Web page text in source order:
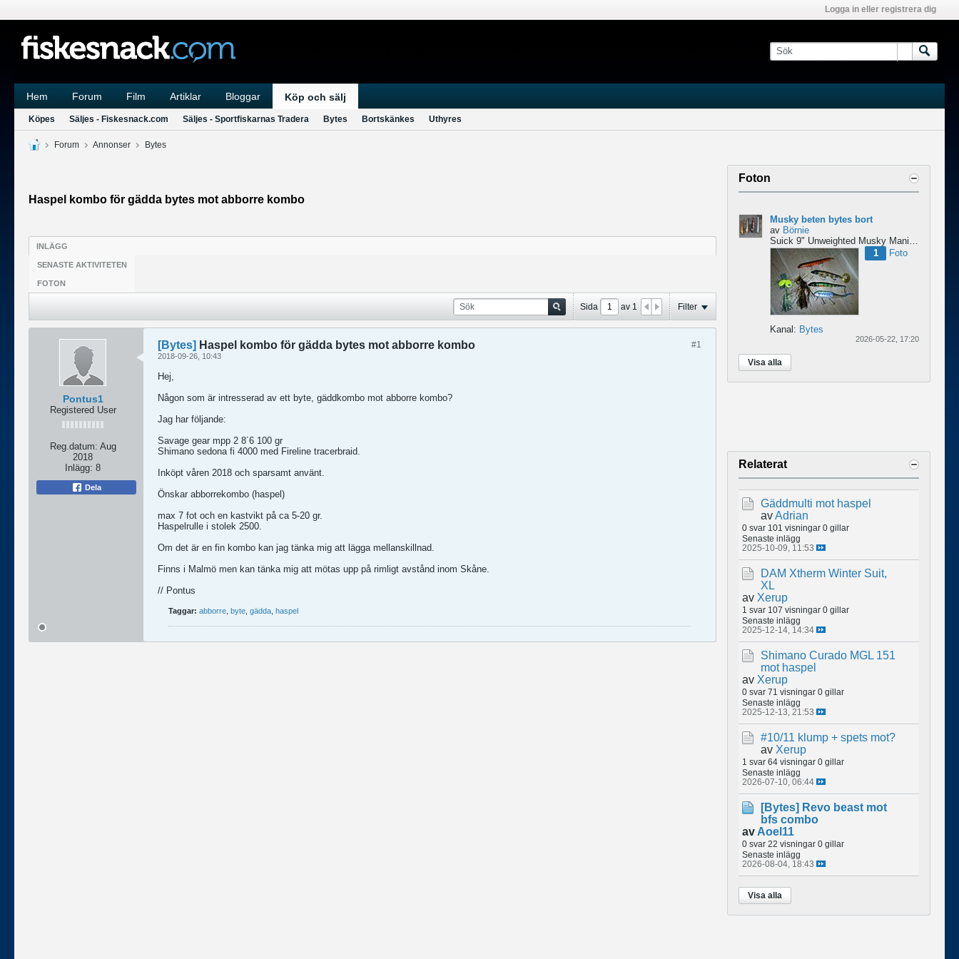
Logga in eller registrera dig
Hem Forum Film Artiklar Bloggar Köp och sälj
Köpes Säljes - Fiskesnack.com Säljes - Sportfiskarnas Tradera Bytes Bortskänkes Uthyres
Forum Annonser Bytes
Haspel kombo för gädda bytes mot abborre kombo
INLÄGG
SENASTE AKTIVITETEN
FOTON
Sida av 1 Filter
Pontus1
Registered User
Reg.datum: Aug
2018
Inlägg: 8
Dela
#1
[Bytes] Haspel kombo för gädda bytes mot abborre kombo
2018-09-26, 10:43
Hej,
Någon som är intresserad av ett byte, gäddkombo mot abborre kombo?
Jag har följande:
Savage gear mpp 2 8´6 100 gr
Shimano sedona fi 4000 med Fireline tracerbraid.
Inköpt våren 2018 och sparsamt använt.
Önskar abborrekombo (haspel)
max 7 fot och en kastvikt på ca 5-20 gr.
Haspelrulle i stolek 2500.
Om det är en fin kombo kan jag tänka mig att lägga mellanskillnad.
Finns i Malmö men kan tänka mig att mötas upp på rimligt avstånd inom Skåne.
// Pontus
Taggar: abborre byte gädda haspel
Foton
Musky beten bytes bort
av Börnie
Suick 9" Unweighted Musky Mania Squirrly Burt
1
Foto
Kanal: Bytes
2026-05-22, 17:20
Visa alla
Relaterat
Gäddmulti mot haspel
avAdrian
0 svar 101 visningar 0 gillar
Senaste inlägg
2025-10-09, 11:53
DAM Xtherm Winter Suit,
XL
av Xerup
1 svar 107 visningar 0 gillar
Senaste inlägg
2025-12-14, 14:34
Shimano Curado MGL 151
mot haspel
av Xerup
0 svar 71 visningar 0 gillar
Senaste inlägg
2025-12-13, 21:53
#10/11 klump + spets mot?
av Xerup
1 svar 64 visningar 0 gillar
Senaste inlägg
2026-07-10, 06:44
[Bytes] Revo beast mot
bfs combo
av Aoel11
0 svar 22 visningar 0 gillar
Senaste inlägg
2026-08-04, 18:43
Visa alla